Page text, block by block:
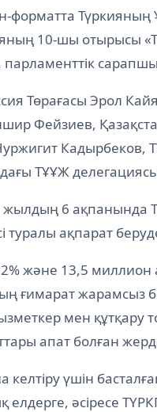
форматта
10-шы отырысы
парламенттік
Төрағасы Эрол
Фейзиев,
дағы ТҰҰЖ
жылдың 6
туралы ақпарат
13,5 миллион
ғимарат жарамсыз
мен
апат болған
үшін
әсіресе